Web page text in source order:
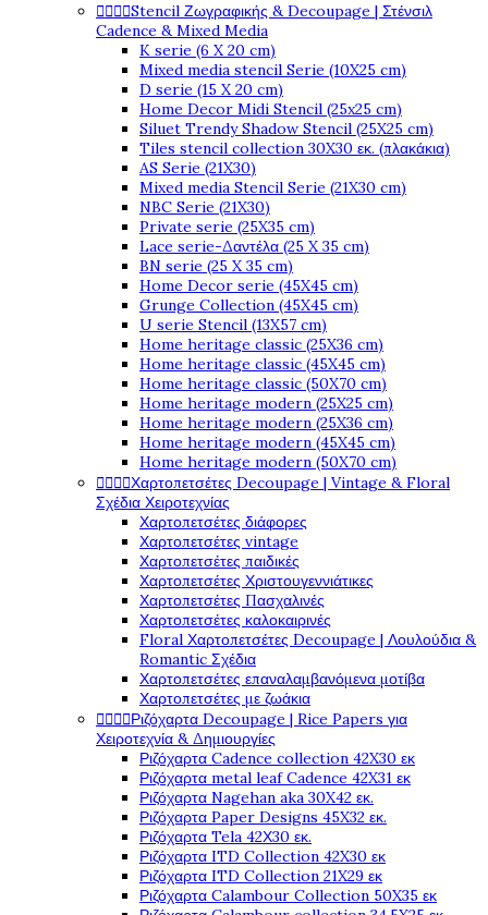
Stencil Ζωγραφικής & Decoupage | Στένσιλ
Cadence & Mixed Media
K serie (6 X 20 cm)
Mixed media stencil Serie (10X25 cm)
D serie (15 X 20 cm)
Home Decor Midi Stencil (25x25 cm)
Siluet Trendy Shadow Stencil (25X25 cm)
Tiles stencil collection 30X30 εκ. (πλακάκια)
AS Serie (21X30)
Mixed media Stencil Serie (21X30 cm)
NBC Serie (21X30)
Private serie (25X35 cm)
Lace serie-Δαντέλα (25 X 35 cm)
BN serie (25 X 35 cm)
Home Decor serie (45X45 cm)
Grunge Collection (45X45 cm)
U serie Stencil (13X57 cm)
Home heritage classic (25X36 cm)
Home heritage classic (45X45 cm)
Home heritage classic (50X70 cm)
Home heritage modern (25X25 cm)
Home heritage modern (25X36 cm)
Home heritage modern (45X45 cm)
Home heritage modern (50X70 cm)
Χαρτοπετσέτες Decoupage | Vintage & Floral
Σχέδια Χειροτεχνίας
Χαρτοπετσέτες διάφορες
Χαρτοπετσέτες vintage
Χαρτοπετσέτες παιδικές
Χαρτοπετσέτες Χριστουγεννιάτικες
Χαρτοπετσέτες Πασχαλινές
Χαρτοπετσέτες καλοκαιρινές
Floral Χαρτοπετσέτες Decoupage | Λουλούδια &
Romantic Σχέδια
Χαρτοπετσέτες επαναλαμβανόμενα μοτίβα
Χαρτοπετσέτες με ζωάκια
Ριζόχαρτα Decoupage | Rice Papers για
Χειροτεχνία & Δημιουργίες
Ριζόχαρτα Cadence collection 42X30 εκ
Ριζόχαρτα metal leaf Cadence 42X31 εκ
Ριζόχαρτα Nagehan aka 30X42 εκ.
Ριζόχαρτα Paper Designs 45X32 εκ.
Ριζόχαρτα Tela 42Χ30 εκ.
Ριζόχαρτα ITD Collection 42X30 εκ
Ριζόχαρτα ITD Collection 21X29 εκ
Ριζόχαρτα Calambour Collection 50X35 εκ